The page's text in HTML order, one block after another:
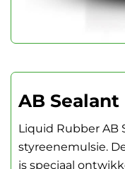
AB Sealant
Liquid Rubber AB
styreenemulsie.
is speciaal